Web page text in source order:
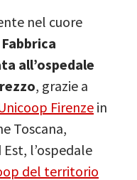
nel cuore
Fabbrica
all’ospedale
, grazie a
Firenze in
Toscana,
Est, l’ospedale
del territorio